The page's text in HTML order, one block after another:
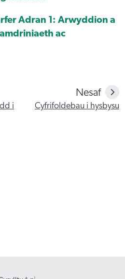
Adran 1: Arwyddion a
ac
i
Nesaf
Cyfrifoldebau i hysbysu